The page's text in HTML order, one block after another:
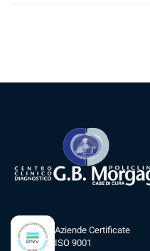
Aziende Certificate
ISO 9001